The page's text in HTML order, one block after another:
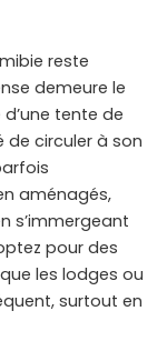
reste
demeure le
tente de
circuler à son
aménagés,
s’immergeant
pour des
les lodges ou
surtout en